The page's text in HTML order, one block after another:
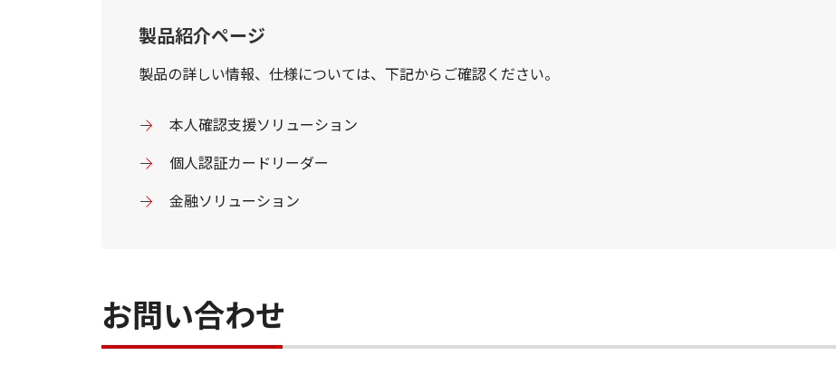
製品紹介ページ
製品の詳しい情報、仕様については、下記からご確認ください。
本人確認支援ソリューション
個人認証カードリーダー
金融ソリューション
お問い合わせ